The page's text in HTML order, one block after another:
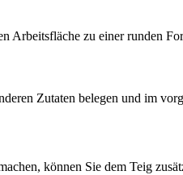
Arbeitsfläche zu einer runden
Zutaten belegen und im
können Sie dem Teig